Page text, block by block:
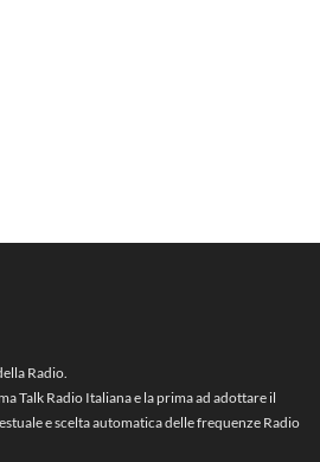
Radio.
Talk Radio Italiana e la prima ad adottare il
e scelta automatica delle frequenze Radio